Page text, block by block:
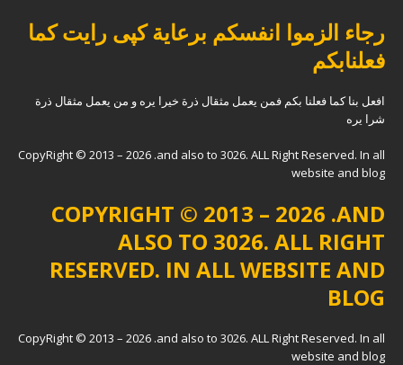
رجاء الزموا انفسکم برعایة کپی رایت کما
فعلنابکم
افعل بنا کما فعلنا بکم فمن یعمل مثقال ذرة خیرا یره و من یعمل مثقال ذرة
شرا یره
CopyRight © 2013 – 2026 .and also to 3026. ALL Right Reserved. In all
website and blog
COPYRIGHT © 2013 – 2026 .AND
ALSO TO 3026. ALL RIGHT
RESERVED. IN ALL WEBSITE AND
BLOG
CopyRight © 2013 – 2026 .and also to 3026. ALL Right Reserved. In all
website and blog